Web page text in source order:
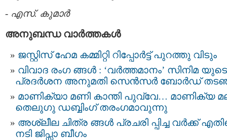
- എസ്. കുമാര്‍
അനുബന്ധ വാര്‍ത്തകള്‍
ജസ്റ്റിസ് ഹേമ കമ്മിറ്റി റിപ്പോർട്ട്‌ പുറത്തു വിടും
വിവാദ രംഗ ങ്ങൾ : ‘വര്‍ത്തമാനം’ സിനിമ യുടെ
പ്രദര്‍ശന അനുമതി സെന്‍സര്‍ ബോര്‍ഡ്
മാണിക്യാ മണി കാന്തി പുവ്വേ… മാണിക്യ
തെലുഗു ഡബ്ബിംഗ് തരംഗമാവുന്നു
അശ്ലീല ചിത്ര ങ്ങള്‍ പ്രചരി പ്പിച്ച വര്‍ക്ക്
നടി ജിപ്സാ ബീഗം